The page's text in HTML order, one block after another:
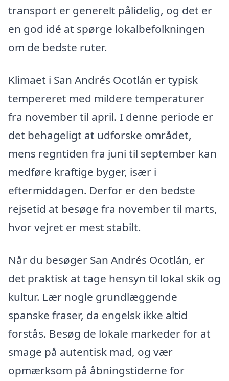
transport er generelt pålidelig, og det er
en god idé at spørge lokalbefolkningen
om de bedste ruter.
Klimaet i San Andrés Ocotlán er typisk
tempereret med mildere temperaturer
fra november til april. I denne periode er
det behageligt at udforske området,
mens regntiden fra juni til september kan
medføre kraftige byger, især i
eftermiddagen. Derfor er den bedste
rejsetid at besøge fra november til marts,
hvor vejret er mest stabilt.
Når du besøger San Andrés Ocotlán, er
det praktisk at tage hensyn til lokal skik og
kultur. Lær nogle grundlæggende
spanske fraser, da engelsk ikke altid
forstås. Besøg de lokale markeder for at
smage på autentisk mad, og vær
opmærksom på åbningstiderne for